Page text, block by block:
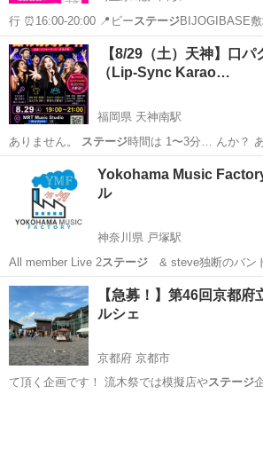
行 ⏰16:00-20:00 📍ビー ステージ
埼玉 戸田市 北戸田駅 地域/お祭り
【8/29（土）天神】口パ
（Lip-Sync Karao…
福岡県 天神南駅
ありません。
ステージ時間は 1〜3分… んか？
った瞬間、み…
Yokohama Music
ル
神奈川県 戸塚駅
All member Live 2ステージ& steve独断のバン
神奈川 横浜市 戸塚駅 コンサート/ショ
【急募！】第46回京都府
ルシェ
京都府 京都市
て頂く企画です！ 流木祭では模擬店やステージ